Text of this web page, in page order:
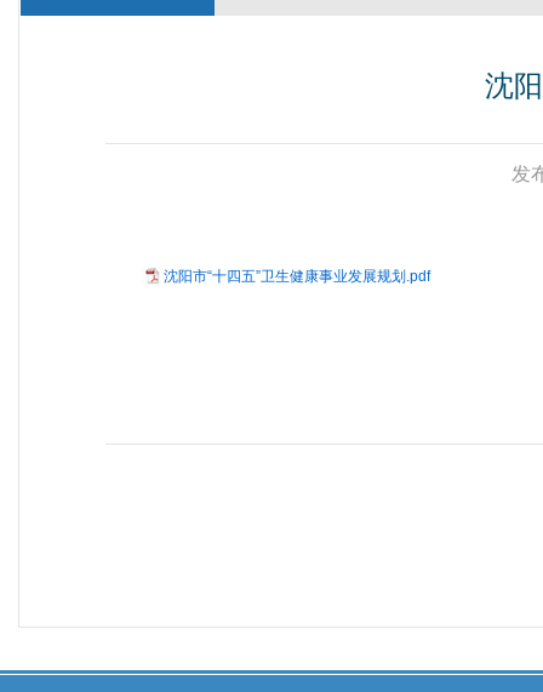
沈
发
沈阳市“十四五”卫生健康事业发展规划.pdf